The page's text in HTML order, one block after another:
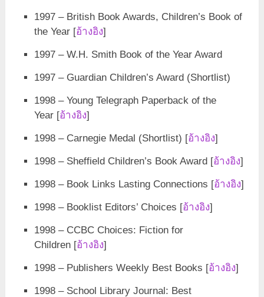
1997 – British Book Awards, Children’s Book of
the Year [อ้างอิง]
1997 – W.H. Smith Book of the Year Award
1997 – Guardian Children’s Award (Shortlist)
1998 – Young Telegraph Paperback of the
Year [อ้างอิง]
1998 – Carnegie Medal (Shortlist) [อ้างอิง]
1998 – Sheffield Children’s Book Award [อ้างอิง]
1998 – Book Links Lasting Connections [อ้างอิง]
1998 – Booklist Editors’ Choices [อ้างอิง]
1998 – CCBC Choices: Fiction for
Children [อ้างอิง]
1998 – Publishers Weekly Best Books [อ้างอิง]
1998 – School Library Journal: Best